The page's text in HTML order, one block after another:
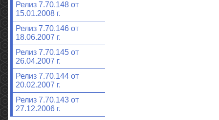
Релиз 7.70.148 от
15.01.2008 г.
Релиз 7.70.146 от
18.06.2007 г.
Релиз 7.70.145 от
26.04.2007 г.
Релиз 7.70.144 от
20.02.2007 г.
Релиз 7.70.143 от
27.12.2006 г.